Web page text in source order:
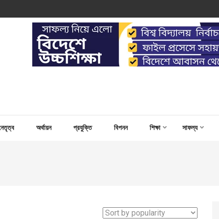
FOR CAPACITY
অর্থায়ন প্রযুক্তি বিপনন শিক্ষা সাফল্য